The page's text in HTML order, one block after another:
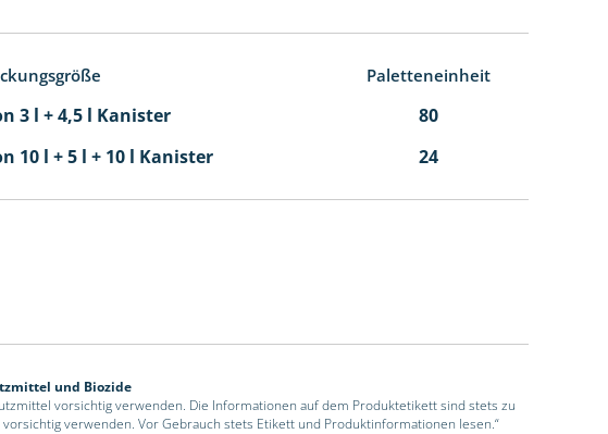
Paletteneinheit
3 l + 4,5 l Kanister
80
10 l + 5 l + 10 l Kanister 24
und Biozide
vorsichtig verwenden. Die Informationen auf dem Produktetikett sind stets zu
verwenden. Vor Gebrauch stets Etikett und Produktinformationen lesen.“